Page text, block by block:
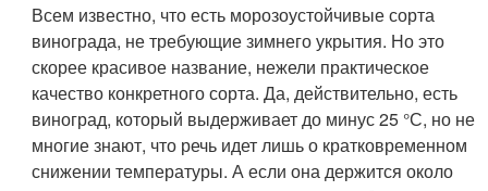
Всем известно, что есть морозоустойчивые сорта
винограда, не требующие зимнего укрытия. Но это
скорее красивое название, нежели практическое
качество конкретного сорта. Да, действительно, есть
виноград, который выдерживает до минус 25 °С, но не
многие знают, что речь идет лишь о кратковременном
снижении температуры. А если она держится около